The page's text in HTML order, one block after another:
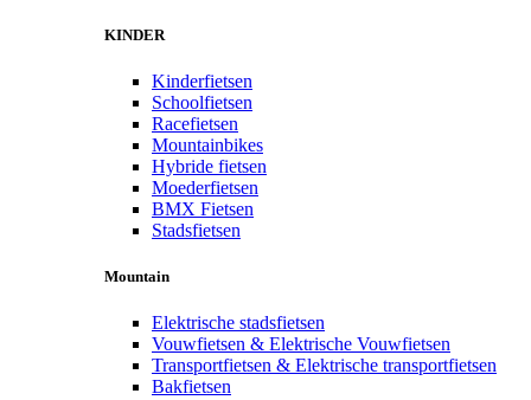
KINDER
Kinderfietsen
Schoolfietsen
Racefietsen
Mountainbikes
Hybride fietsen
Moederfietsen
BMX Fietsen
Stadsfietsen
Mountain
Elektrische stadsfietsen
Vouwfietsen & Elektrische Vouwfietsen
Transportfietsen & Elektrische transportfietsen
Bakfietsen